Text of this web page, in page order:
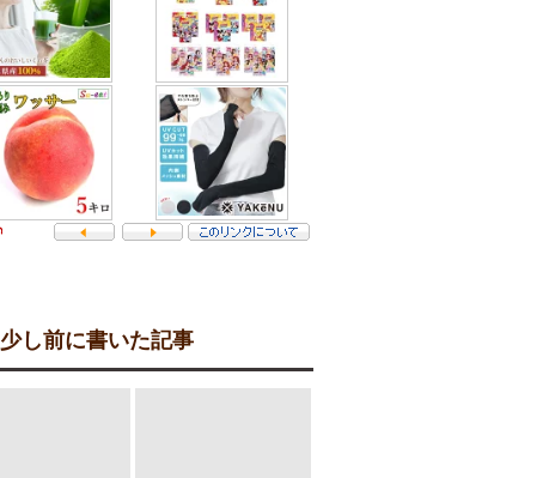
少し前に書いた記事